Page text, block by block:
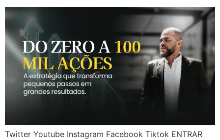
Twitter Youtube Instagram Facebook Tiktok ENTRAR